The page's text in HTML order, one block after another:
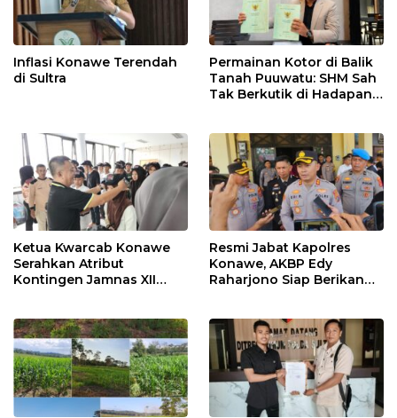
Inflasi Konawe Terendah
di Sultra
Permainan Kotor di Balik
Tanah Puuwatu: SHM Sah
Tak Berkutik di Hadapan
Ketua Kwarcab Konawe
Serahkan Atribut
Kontingen Jamnas XII
Resmi Jabat Kapolres
Konawe, AKBP Edy
Raharjono Siap Berikan